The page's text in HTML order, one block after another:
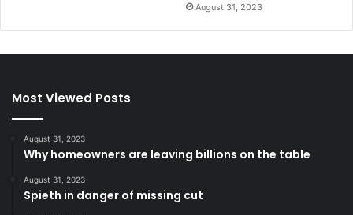
August 31, 2023
Most Viewed Posts
August 31, 2023
Why homeowners are leaving billions on the table
August 31, 2023
Spieth in danger of missing cut